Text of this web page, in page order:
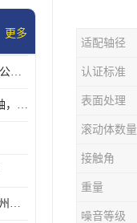
更多
湖州恩斯凯工业技术有限公司 湖州NSK轴承
德国INA轴，德国INA光轴，德国依纳光轴
美国KBS直线法兰轴承湖州KBS轴承
适配轴径
认证标准
表面处理
滚动体数量
接触角
重量
噪音等级